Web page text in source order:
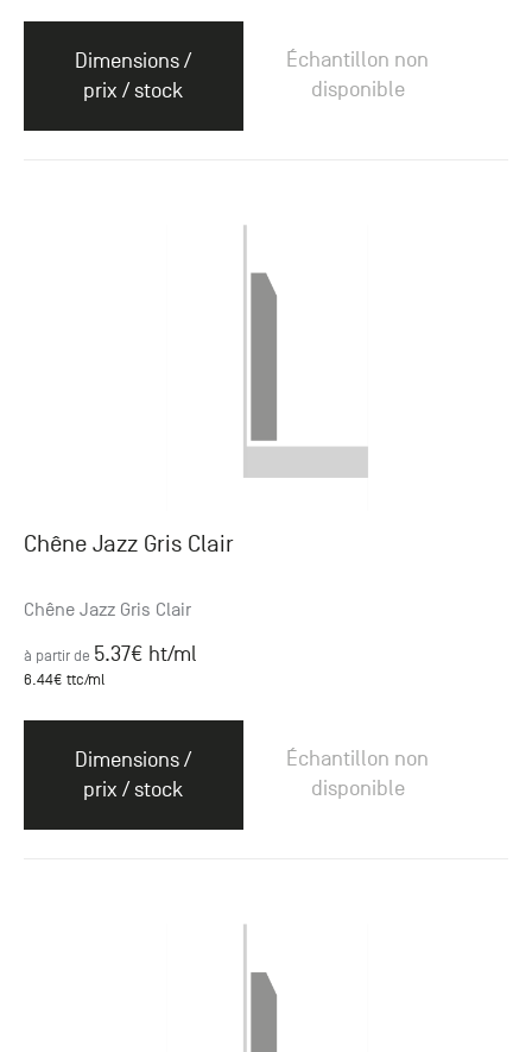
Dimensions /
prix / stock
Échantillon non
disponible
Chêne Jazz Gris Clair
Chêne Jazz Gris Clair
à partir de 5.37€ ht/ml
6.44€ ttc/ml
Dimensions /
prix / stock
Échantillon non
disponible